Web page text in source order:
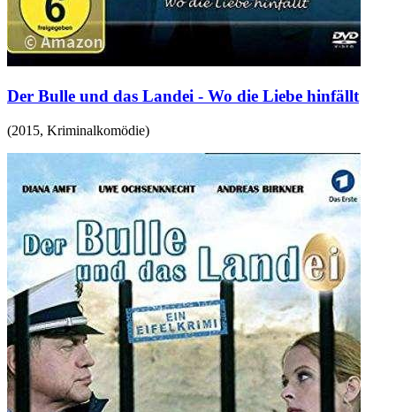
Der Bulle und das Landei - Wo die Liebe hinfällt
(2015, Kriminalkomödie)